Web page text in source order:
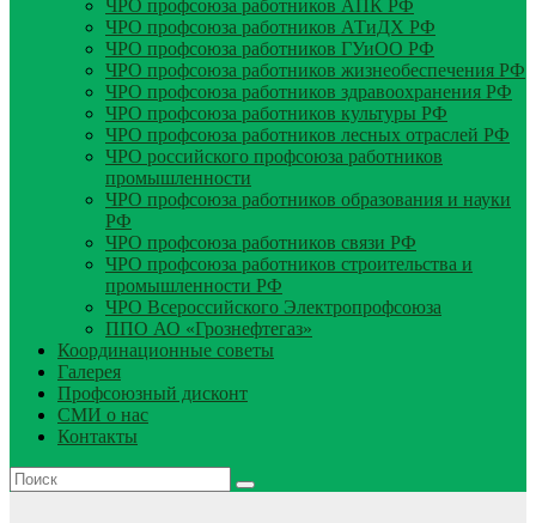
ЧРО профсоюза работников АПК РФ
ЧРО профсоюза работников АТиДХ РФ
ЧРО профсоюза работников ГУиОО РФ
ЧРО профсоюза работников жизнеобеспечения РФ
ЧРО профсоюза работников здравоохранения РФ
ЧРО профсоюза работников культуры РФ
ЧРО профсоюза работников лесных отраслей РФ
ЧРО российского профсоюза работников
промышленности
ЧРО профсоюза работников образования и науки
РФ
ЧРО профсоюза работников связи РФ
ЧРО профсоюза работников строительства и
промышленности РФ
ЧРО Всероссийского Электропрофсоюза
ППО АО «Грознефтегаз»
Координационные советы
Галерея
Профсоюзный дисконт
СМИ о нас
Контакты